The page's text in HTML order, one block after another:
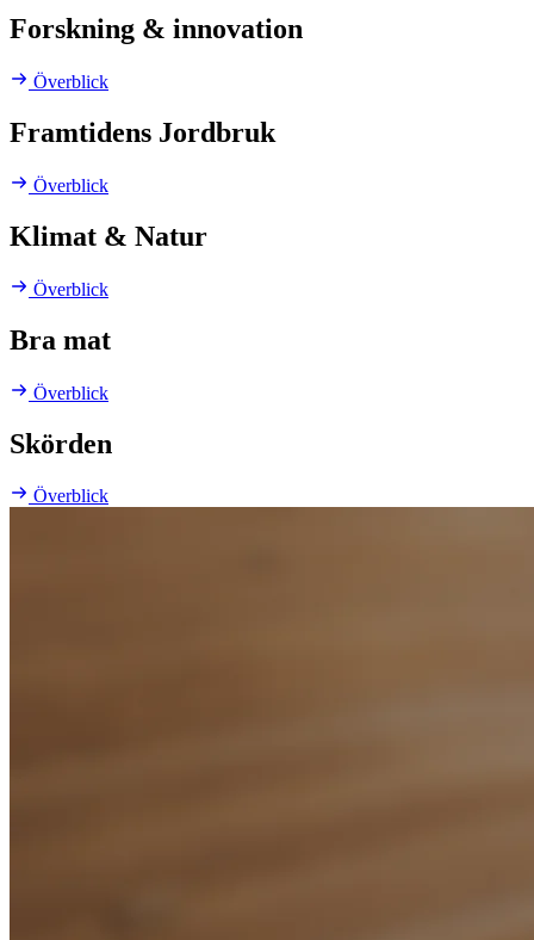
Forskning & innovation
Överblick
Framtidens Jordbruk
Överblick
Klimat & Natur
Överblick
Bra mat
Överblick
Skörden
Överblick